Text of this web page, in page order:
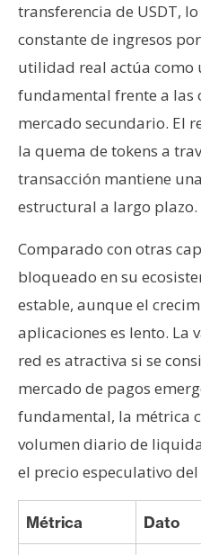
transferencia de USDT,
constante de ingresos
utilidad real actúa como
fundamental frente a las
mercado secundario. El
la quema de tokens a
transacción mantiene
estructural a largo plazo.
Comparado con otras
bloqueado en su
estable, aunque el
aplicaciones es lento. La
red es atractiva si se
mercado de pagos
fundamental, la métrica
volumen diario de
el precio especulativo
Métrica Dato